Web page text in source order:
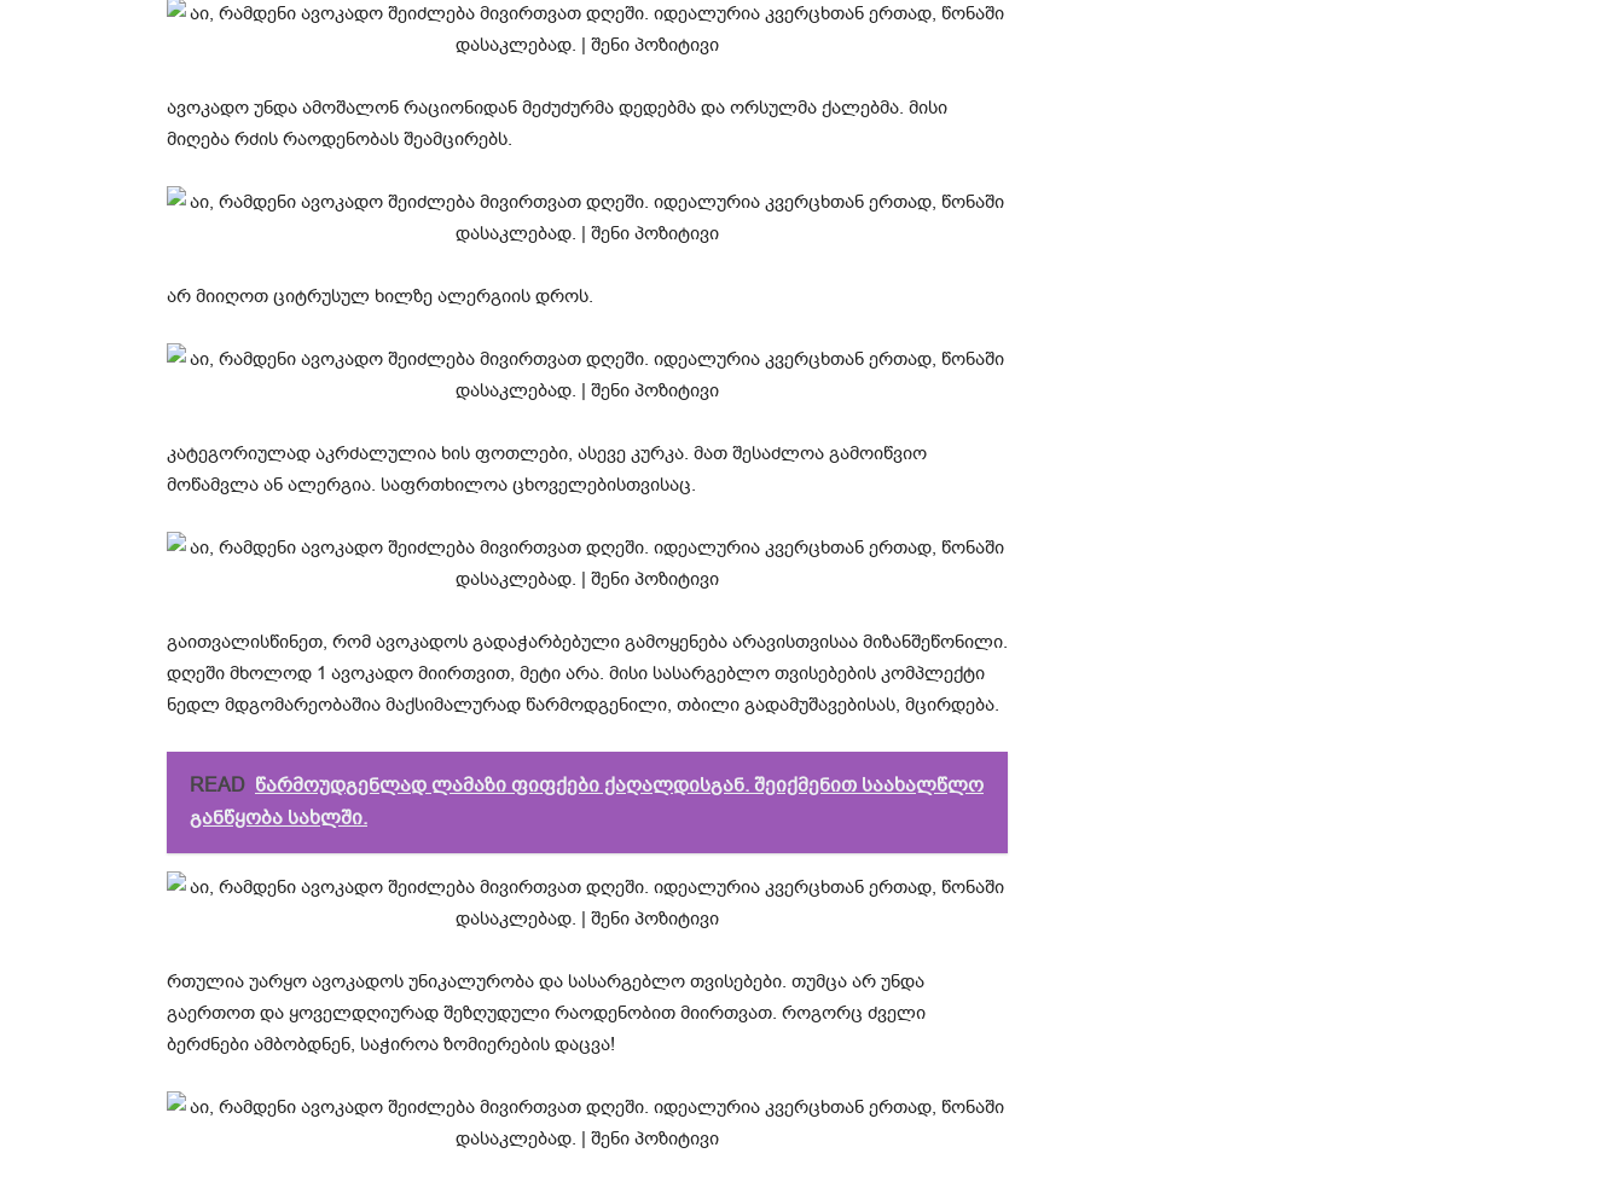
ავოკადო უნდა ამოშალონ რაციონიდან მეძუძურმა დედებმა და ორსულმა ქალებმა. მისი
მიღება რძის რაოდენობას შეამცირებს.
არ მიიღოთ ციტრუსულ ხილზე ალერგიის დროს.
კატეგორიულად აკრძალულია ხის ფოთლები, ასევე კურკა. მათ შესაძლოა გამოიწვიო
მოწამვლა ან ალერგია. საფრთხილოა ცხოველებისთვისაც.
გაითვალისწინეთ, რომ ავოკადოს გადაჭარბებული გამოყენება არავისთვისაა მიზანშეწონილი.
დღეში მხოლოდ 1 ავოკადო მიირთვით, მეტი არა. მისი სასარგებლო თვისებების კომპლექტი
ნედლ მდგომარეობაშია მაქსიმალურად წარმოდგენილი, თბილი გადამუშავებისას, მცირდება.
READ წარმოუდგენლად ლამაზი ფიფქები ქაღალდისგან. შეიქმენით საახალწლო
განწყობა სახლში.
რთულია უარყო ავოკადოს უნიკალურობა და სასარგებლო თვისებები. თუმცა არ უნდა
გაერთოთ და ყოველდღიურად შეზღუდული რაოდენობით მიირთვათ. როგორც ძველი
ბერძნები ამბობდნენ, საჭიროა ზომიერების დაცვა!